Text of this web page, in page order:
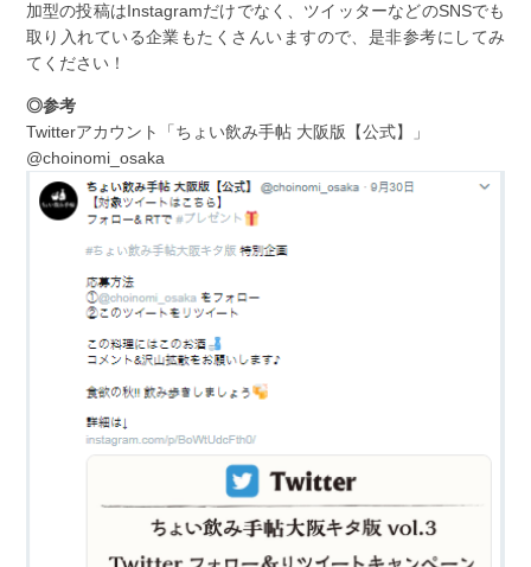
加型の投稿はInstagramだけでなく、ツイッターなどのSNSでも
取り入れている企業もたくさんいますので、是非参考にしてみ
てください！
◎参考
Twitterアカウント「ちょい飲み手帖 大阪版【公式】」
@choinomi_osaka